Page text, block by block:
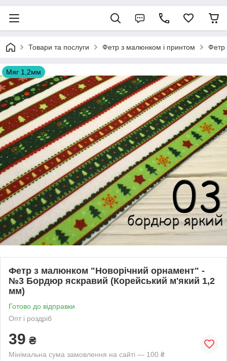
Товари та послуги Фетр з малюнком і принтом Фетр
Мяг 1,2мм
Фетр з малюнком "Новорічний орнамент" -
№3 Бордюр яскравий (Корейський м'який 1,2
мм)
Готово до відправки
Опт і роздріб
39 ₴
Мінімальна сума замовлення на сайті — 100 ₴